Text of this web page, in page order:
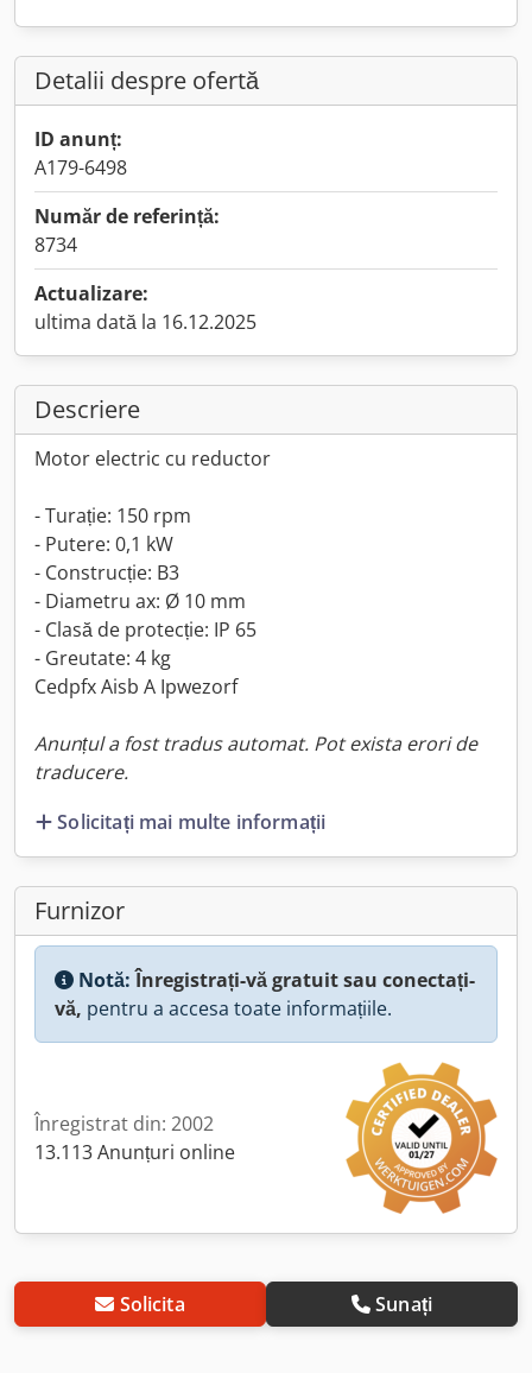
Detalii despre ofertă
ID anunț:
A179-6498
Număr de referință:
8734
Actualizare:
ultima dată la 16.12.2025
Descriere
Motor electric cu reductor
- Turație: 150 rpm
- Putere: 0,1 kW
- Construcție: B3
- Diametru ax: Ø 10 mm
- Clasă de protecție: IP 65
- Greutate: 4 kg
Cedpfx Aisb A Ipwezorf
Anunțul a fost tradus automat. Pot exista erori de
traducere.
Solicitați mai multe informații
Furnizor
Notă:Înregistrați-vă gratuit sau conectați-
vă, pentru a accesa toate informațiile.
Înregistrat din: 2002
13.113 Anunțuri online
Solicita Sunați